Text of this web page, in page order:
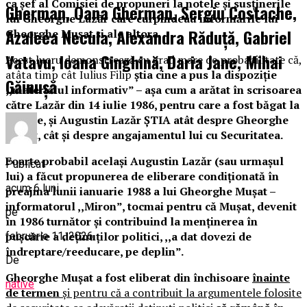
ca șef al Comisiei de propuneri la notele și susținerile
lui Gheorghe Lazăr care curpindeau informările lui
Gheorghe Mușat și ale altora.
Acest lucru demonstrează cu grad mare de probabilitate că,
atâta timp cât Iulius Filip știa cine a pus la dispoziție
,,materialul informativ” – așa cum a arătat în scrisoarea
către Lazăr din 14 iulie 1986, pentru care a fost băgat la
izolare, șiAugustin Lazăr ȘTIA atât despre Gheorghe
Mușat, cât și despre angajamentul lui cu Securitatea.
Foarte probabil același Augustin Lazăr (sau urmașul
lui) a făcut propunerea de eliberare condiționată în
preajma lunii ianuarie 1988 a lui Gheorghe Mușat –
informatorul ,,Miron”, tocmai pentru că Mușat, devenit
în 1986 turnător și contribuind la menținerea în
pușcărie a deținuților politici, ,,a dat dovezi de
îndreptare/reeducare, pe deplin”.
Gheorghe Mușat a fost eliberat din închisoare înainte
de termenși pentru că a contribuit la argumentele folosite
Gherman, Oana Gherman, Sergiu Costache,
Azaleea Necula, Alexandra Răduță, Gabriel
Vatavu, Ioana Ginghină, Daria Jane, Mihai
Găinușă
Publicat
acum 6 luni
pe
februarie 11, 2026
De
native